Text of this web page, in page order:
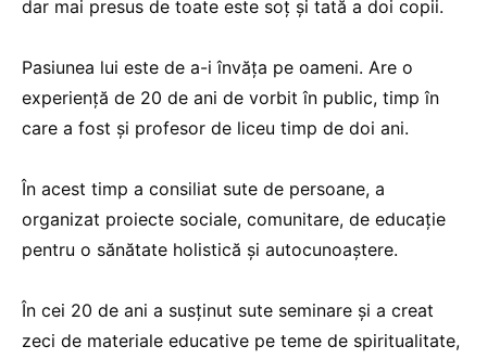
dar mai presus de toate este soț și tată a doi copii.
Pasiunea lui este de a-i învăța pe oameni. Are o
experiență de 20 de ani de vorbit în public, timp în
care a fost și profesor de liceu timp de doi ani.
În acest timp a consiliat sute de persoane, a
organizat proiecte sociale, comunitare, de educație
pentru o sănătate holistică și autocunoaștere.
În cei 20 de ani a susținut sute seminare și a creat
zeci de materiale educative pe teme de spiritualitate,